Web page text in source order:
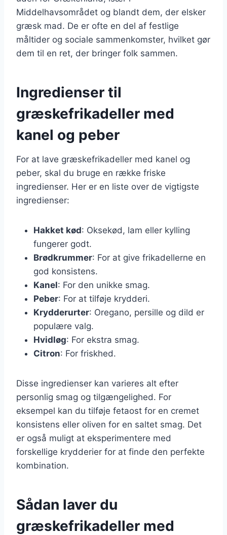
Middelhavsområdet og blandt dem, der elsker
græsk mad. De er ofte en del af festlige
måltider og sociale sammenkomster, hvilket gør
dem til en ret, der bringer folk sammen.
Ingredienser til
græskefrikadeller med
kanel og peber
For at lave græskefrikadeller med kanel og
peber, skal du bruge en række friske
ingredienser. Her er en liste over de vigtigste
ingredienser:
Hakket kød: Oksekød, lam eller kylling
fungerer godt.
Brødkrummer: For at give frikadellerne en
god konsistens.
Kanel: For den unikke smag.
Peber: For at tilføje krydderi.
Krydderurter: Oregano, persille og dild er
populære valg.
Hvidløg: For ekstra smag.
Citron: For friskhed.
Disse ingredienser kan varieres alt efter
personlig smag og tilgængelighed. For
eksempel kan du tilføje fetaost for en cremet
konsistens eller oliven for en saltet smag. Det
er også muligt at eksperimentere med
forskellige krydderier for at finde den perfekte
kombination.
Sådan laver du
græskefrikadeller med